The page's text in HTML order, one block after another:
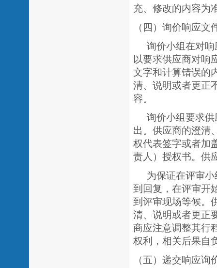
充、修改的内容为
（四）询价响应文
询价小组在对
以要求供应商对响
文字和计算错误的
清、说明或者更正
容。
询价小组要求
出。供应商的澄清
权代表签字或者加
责人）授权书。供
为保证在评审
到回复，在评审开
到评审现场等候。
清、说明或者更正
商应注意调整其行
权利，相关后果自
（五）递交响应